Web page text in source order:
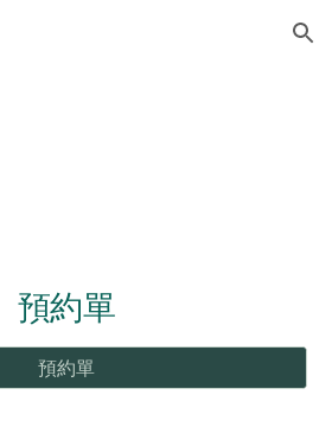
Skip to navigation
預約單
預約單